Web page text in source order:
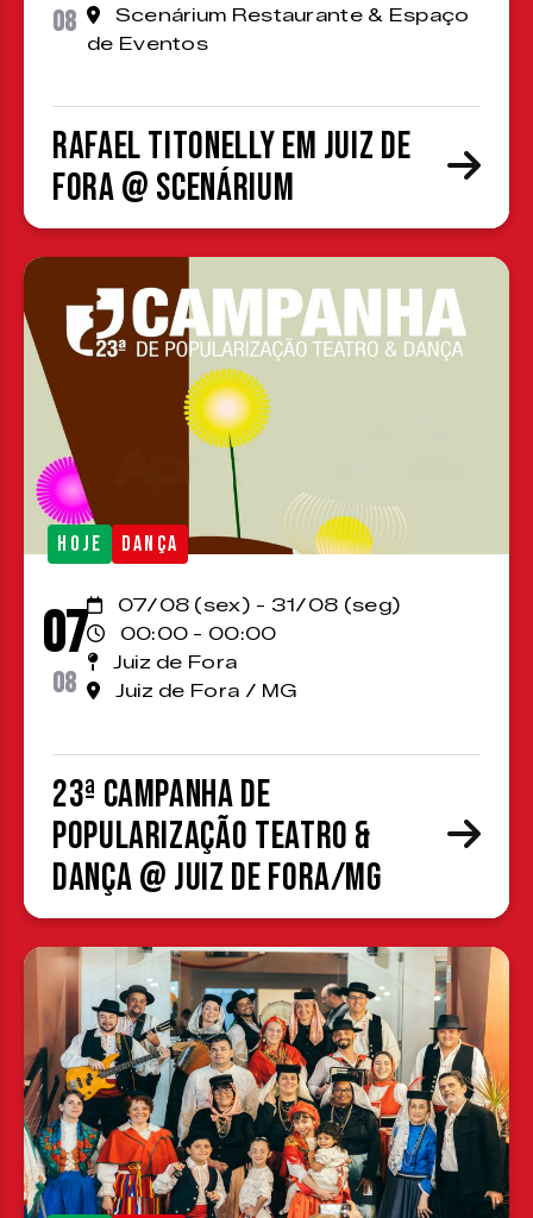
08
Scenárium Restaurante & Espaço
de Eventos
Rafael Titonelly em Juiz de
Fora @ Scenárium
HOJE DANÇA
07
08
07/08 (sex) - 31/08 (seg)
00:00 - 00:00
Juiz de Fora
Juiz de Fora / MG
23ª Campanha de
Popularização Teatro &
Dança @ Juiz de Fora/MG